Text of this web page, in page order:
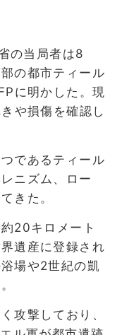
の当局者は8
の都市ティール
に明かした。現
や損傷を確認し
であるティール
ニズム、ロー
きた。
20キロメート
遺産に登録され
場や2世紀の凱
攻撃しており、